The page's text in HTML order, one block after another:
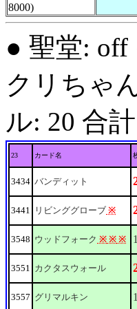
8000)
● 聖堂: off
クリちゃ
ル: 20 合
23 カード名
3434 バンディット
3441 リビンググローブ ※
3548 ウッドフォーク ※ ※ ※ 1
3551 カクタスウォール
3557 グリマルキン 1